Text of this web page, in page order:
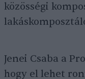
közösségi
Jenei Csaba a
hogy el lehet